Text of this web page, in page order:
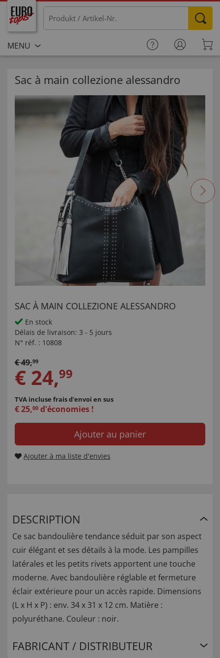
MENU
Sac à main collezione alessandro
SAC À MAIN COLLEZIONE ALESSANDRO
En stock
Délais de livraison: 3 - 5 jours
N° réf. : 10808
€49,99
€ 24,99
TVA incluse frais d'envoi en sus
€25,00 d'économies !
Ajouter au panier
Ajouter à ma liste d'envies
DESCRIPTION
Ce sac bandoulière tendance séduit par son aspect
cuir élégant et ses détails à la mode. Les pampilles
latérales et les petits rivets apportent une touche
moderne. Avec bandoulière réglable et fermeture
éclair extérieure pour un accès rapide. Dimensions
(L x H x P) : env. 34 x 31 x 12 cm. Matière :
polyuréthane. Couleur : noir.
FABRICANT / DISTRIBUTEUR